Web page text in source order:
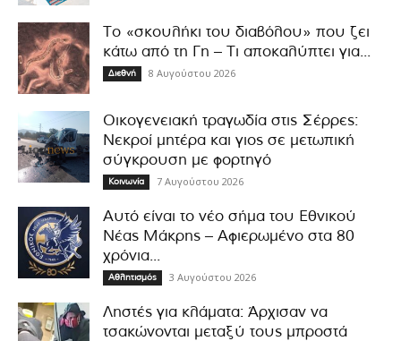
Το «σκουλήκι του διαβόλου» που ζει
κάτω από τη Γη – Τι αποκαλύπτει για...
Διεθνή 8 Αυγούστου 2026
Οικογενειακή τραγωδία στις Σέρρες:
Νεκροί μητέρα και γιος σε μετωπική
σύγκρουση με φορτηγό
Κοινωνία 7 Αυγούστου 2026
Αυτό είναι το νέο σήμα του Εθνικού
Νέας Μάκρης – Αφιερωμένο στα 80
χρόνια...
Αθλητισμός 3 Αυγούστου 2026
Ληστές για κλάματα: Άρχισαν να
τσακώνονται μεταξύ τους μπροστά